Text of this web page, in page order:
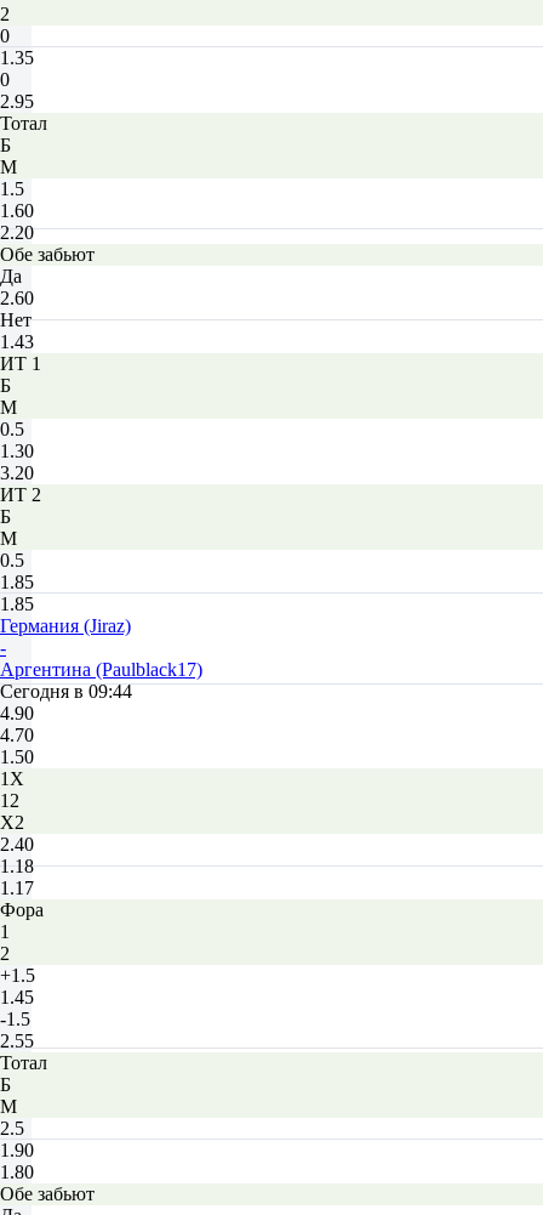
2
0
1.35
0
2.95
Тотал
Б
М
1.5
1.60
2.20
Обе забьют
Да
2.60
Нет
1.43
ИТ 1
Б
М
0.5
1.30
3.20
ИТ 2
Б
М
0.5
1.85
1.85
Германия (Jiraz)
-
Аргентина (Paulblack17)
Сегодня в 09:44
4.90
4.70
1.50
1X
12
X2
2.40
1.18
1.17
Фора
1
2
+1.5
1.45
-1.5
2.55
Тотал
Б
М
2.5
1.90
1.80
Обе забьют